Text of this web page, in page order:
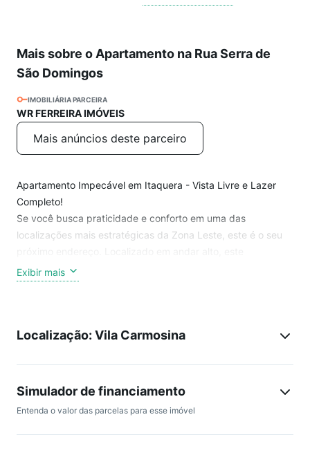
Mais sobre o Apartamento na Rua Serra de
São Domingos
IMOBILIÁRIA PARCEIRA
WR FERREIRA IMÓVEIS
Mais anúncios deste parceiro
Apartamento Impecável em Itaquera - Vista Livre e Lazer
Completo!
Se você busca praticidade e conforto em uma das
localizações mais estratégicas da Zona Leste, este é o seu
apartamento de 01 dormitório e 01 vaga de garagem.
01 Vaga de garagem.
Andar Alto: Mais silêncio, ventilação e uma vista incrível da
região.
Gás Encanado: Praticidade e economia no dia a dia.
Exibir mais
Localização: Vila Carmosina
Simulador de financiamento
Entenda o valor das parcelas para esse imóvel